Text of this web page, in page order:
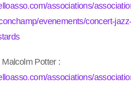
associations/
evenements/concert-
Potter :
associations/